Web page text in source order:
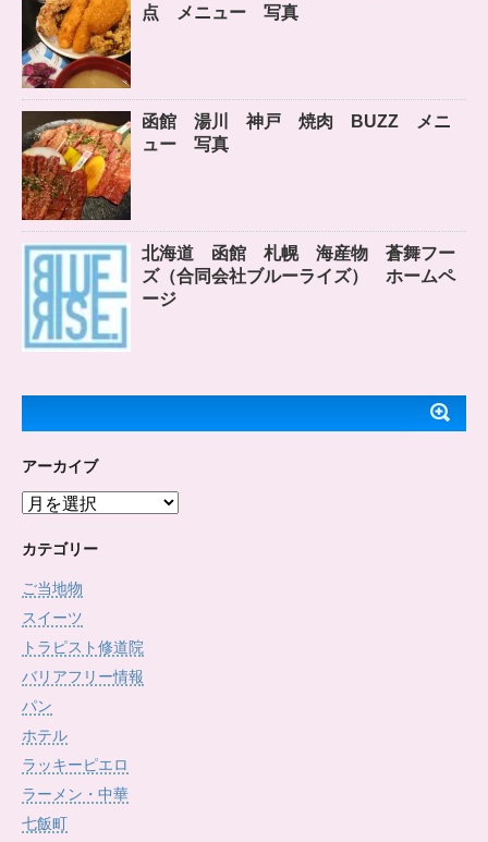
点 メニュー 写真
函館 湯川 神戸 焼肉 BUZZ メニ
ュー 写真
北海道 函館 札幌 海産物 蒼舞フー
ズ（合同会社ブルーライズ） ホームペ
ージ
アーカイブ
ア
カ
ブ
カテゴリー
ご当地物
スイーツ
トラピスト修道院
バリアフリー情報
パン
ホテル
ラッキーピエロ
ラーメン・中華
七飯町